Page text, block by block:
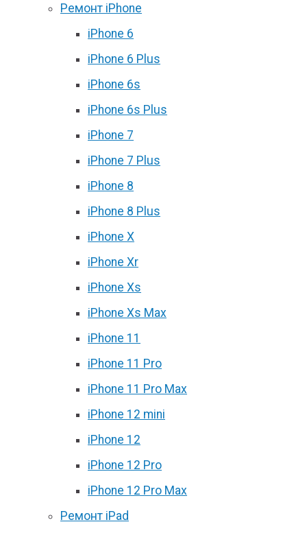
Ремонт iPhone
iPhone 6
iPhone 6 Plus
iPhone 6s
iPhone 6s Plus
iPhone 7
iPhone 7 Plus
iPhone 8
iPhone 8 Plus
iPhone X
iPhone Xr
iPhone Xs
iPhone Xs Max
iPhone 11
iPhone 11 Pro
iPhone 11 Pro Max
iPhone 12 mini
iPhone 12
iPhone 12 Pro
iPhone 12 Pro Max
Ремонт iPad